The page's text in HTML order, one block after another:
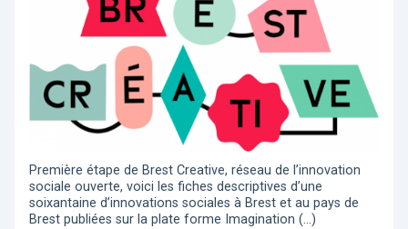
Première étape de Brest Creative, réseau de l’innovation
sociale ouverte, voici les fiches descriptives d’une
soixantaine d’innovations sociales à Brest et au pays de
Brest publiées sur la plate forme Imagination (…)